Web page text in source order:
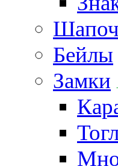
Бейлы
Замки